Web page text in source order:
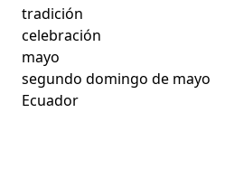
tradición
celebración
mayo
segundo domingo de mayo
Ecuador